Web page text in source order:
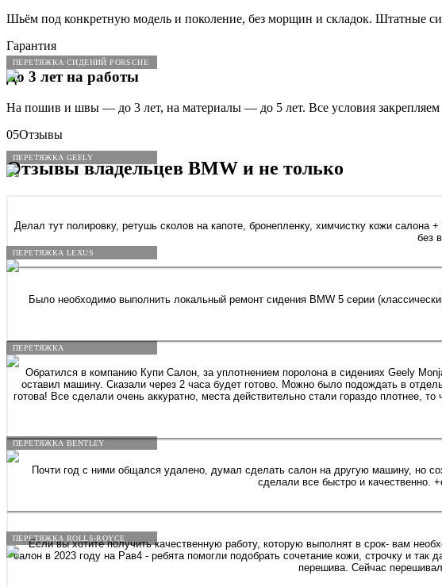
ПЕРЕТЯЖКА СИДЕНИЙ PORSCHE
ПЕРЕТЯЖКА GEELY
ПЕРЕТЯЖКА LEXUS
ПЕРЕТЯЖКА
ПЕРЕТЯЖКА BENTLEY
ПЕРЕТЯЖКА ROLLS-ROYCE
Шьём под конкретную модель и поколение, без морщин и складок. Штатные
Гарантия
До 3 лет на работы
На пошив и швы — до 3 лет, на материалы — до 5 лет. Все условия закрепляем
05Отзывы
Отзывы владельцев BMW и не только
Делал тут полировку, ретушь сколов на капоте, бронепленку, химчистку кожи
без
Было необходимо выполнить локальный ремонт сидения BMW 5 серии
Обратился в компанию Купи Салон, за уплотнением поролона в сидениях Geely
оставил машину. Сказали через 2 часа будет готово. Можно было подождать в
готова! Все сделали очень аккуратно, места действительно стали гораздо плотнее, то что я и
Почти год с ними общался удалено, думал сделать салон на другую машину, но созрел сделать руль кожанным на шкода октавия. Менеджер Николос (мой земляк), кукушку я ему вынес конечно капец. Но
сделали все быстро и качественно.
Если вы хотите получить качественную работу, которую выполнят в срок- вам
салон в 2023 году на Рав4 - ребята помогли подобрать сочетание кожи, строчку и
перешива. Сейчас